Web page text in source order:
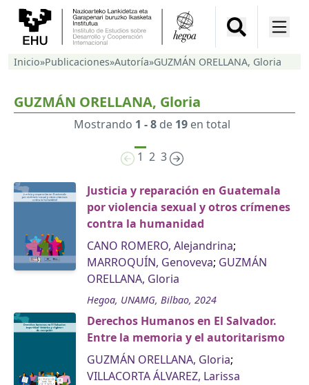
Inicio»Publicaciones»Autoría»GUZMÁN ORELLANA, Gloria
GUZMÁN ORELLANA, Gloria
Mostrando 1 - 8de 19en total
1 2 3
Justicia y reparación en Guatemala
por violencia sexual y otros crímenes
contra la humanidad
CANO ROMERO, Alejandrina;
MARROQUÍN, Genoveva; GUZMÁN
ORELLANA, Gloria
Hegoa, UNAMG, Bilbao, 2024
Derechos Humanos en El Salvador.
Entre la memoria y el autoritarismo
GUZMÁN ORELLANA, Gloria;
VILLACORTA ÁLVAREZ, Larissa